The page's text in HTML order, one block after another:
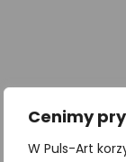
Cenimy
W Puls-Art